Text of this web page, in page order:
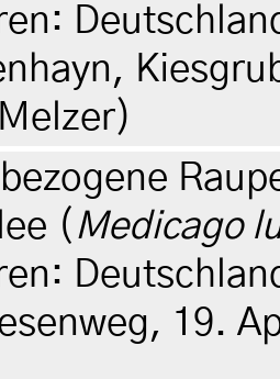
( Medicago
19.